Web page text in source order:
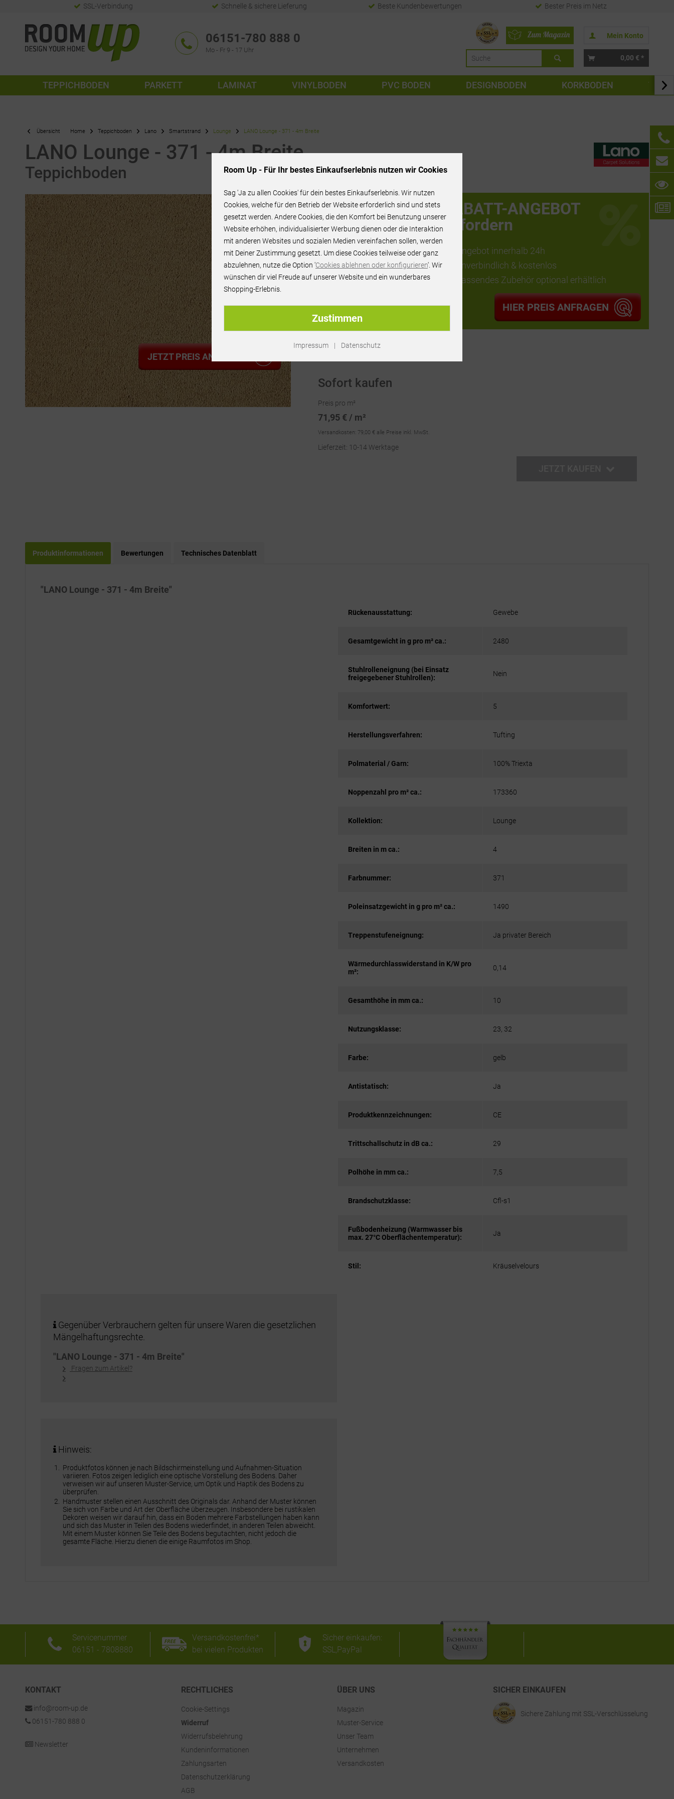
SSL-Verbindung Schnelle & sichere Lieferung Beste Kundenbewertungen Bester Preis im Netz
06151-780 888 0
Mo - Fr 9 - 17 Uhr
Mein Konto
0,00 € *
TEPPICHBODEN PARKETT LAMINAT VINYLBODEN PVC BODEN DESIGNBODEN KORKBODEN 
Übersicht Home Teppichboden Lano Smartstrand Lounge LANO Lounge - 371 - 4m Breite
LANO Lounge - 371 - 4m Breite
Teppichboden
JETZT PREIS ANFRAGEN
71,95 € / m²
RABATT-ANGEBOT
anfordern
Angebot innerhalb 24h
unverbindlich & kostenlos
passendes Zubehör optional erhältlich
HIER PREIS ANFRAGEN
Artikel-Nr.:RU67798
Sofort kaufen
Preis pro m²
71,95 € / m²
Versandkosten: 79,00 € alle Preise inkl. MwSt.
Lieferzeit: 10-14 Werktage
Produktinformationen Bewertungen Technisches Datenblatt
"LANO Lounge - 371 - 4m Breite"
Rückenausstattung: Gewebe
Gesamtgewicht in g pro m² ca.: 2480
Stuhlrolleneignung (bei Einsatz
freigegebener Stuhlrollen):
Nein
Komfortwert: 5
Herstellungsverfahren: Tufting
Polmaterial / Garn: 100% Triexta
Noppenzahl pro m² ca.: 173360
Kollektion: Lounge
Breiten in m ca.: 4
Farbnummer: 371
Poleinsatzgewicht in g pro m² ca.: 1490
Treppenstufeneignung: Ja privater Bereich
Wärmedurchlasswiderstand in K/W pro
m²:
0,14
Gesamthöhe in mm ca.: 10
Nutzungsklasse: 23, 32
Farbe: gelb
Antistatisch: Ja
Produktkennzeichnungen: CE
Trittschallschutz in dB ca.: 29
Polhöhe in mm ca.: 7,5
Brandschutzklasse: Cfl-s1
Fußbodenheizung (Warmwasser bis
max. 27°C Oberflächentemperatur):
Ja
Stil: Kräuselvelours
Gegenüber Verbrauchern gelten für unsere Waren die gesetzlichen
Mängelhaftungsrechte.
"LANO Lounge - 371 - 4m Breite"
Fragen zum Artikel?
Hinweis:
Produktfotos können je nach Bildschirmeinstellung und Aufnahmen-Situation
variieren. Fotos zeigen lediglich eine optische Vorstellung des Bodens. Daher
verweisen wir auf unseren Muster-Service, um Optik und Haptik des Bodens zu
überprüfen.
Handmuster stellen einen Ausschnitt des Originals dar. Anhand der Muster können
Sie sich von Farbe und Art der Oberfläche überzeugen. Insbesondere bei rustikalen
Dekoren weisen wir darauf hin, dass ein Boden mehrere Farbstellungen haben kann
und sich das Muster in Teilen des Bodens wiederfindet, in anderen Teilen abweicht.
Mit einem Muster können Sie Teile des Bodens begutachten, nicht jedoch die
gesamte Fläche. Hierzu dienen die einige Raumfotos im Shop.
Servicenummer
06151 - 7808880
Versandkostenfrei*
bei vielen Produkten
Sicher einkaufen:
SSL,PayPal
KONTAKT
info@room-up.de
06151-780 888 0
Newsletter
RECHTLICHES
Cookie-Settings
Widerruf
Widerrufsbelehrung
Kundeninformationen
Zahlungsarten
Datenschutzerklärung
AGB
ÜBER UNS
Magazin
Muster-Service
Unser Team
Unternehmen
Versandkosten
SICHER EINKAUFEN
Sichere Zahlung mit SSL-Verschlüsselung
Room Up - Für Ihr bestes Einkaufserlebnis nutzen wir Cookies
Sag 'Ja zu allen Cookies' für dein bestes Einkaufserlebnis. Wir nutzen
Cookies, welche für den Betrieb der Website erforderlich sind und stets
gesetzt werden. Andere Cookies, die den Komfort bei Benutzung unserer
Website erhöhen, individualisierter Werbung dienen oder die Interaktion
mit anderen Websites und sozialen Medien vereinfachen sollen, werden
mit Deiner Zustimmung gesetzt. Um diese Cookies teilweise oder ganz
abzulehnen, nutze die Option 'Cookies ablehnen oder konfigurieren'. Wir
wünschen dir viel Freude auf unserer Website und ein wunderbares
Shopping-Erlebnis.
Zustimmen
Impressum | Datenschutz